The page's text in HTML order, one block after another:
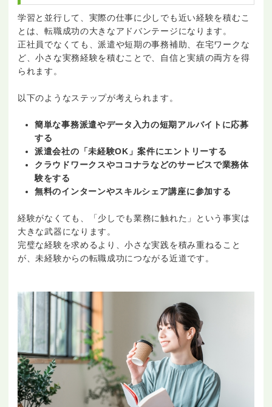
学習と並行して、実際の仕事に少しでも近い経験を積むこ
とは、転職成功の大きなアドバンテージになります。
正社員でなくても、派遣や短期の事務補助、在宅ワークな
ど、小さな実務経験を積むことで、自信と実績の両方を得
られます。
以下のようなステップが考えられます。
簡単な事務派遣やデータ入力の短期アルバイトに応募
する
派遣会社の「未経験OK」案件にエントリーする
クラウドワークスやココナラなどのサービスで業務体
験をする
無料のインターンやスキルシェア講座に参加する
経験がなくても、「少しでも業務に触れた」という事実は
大きな武器になります。
完璧な経験を求めるより、小さな実践を積み重ねること
が、未経験からの転職成功につながる近道です。